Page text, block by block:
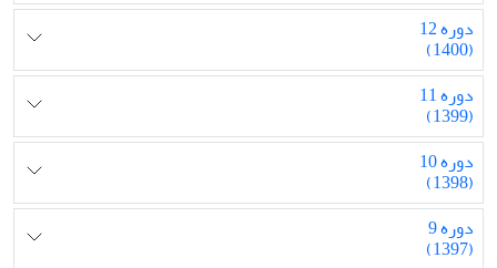
دوره 12
(1400)
دوره 11
(1399)
دوره 10
(1398)
دوره 9
(1397)